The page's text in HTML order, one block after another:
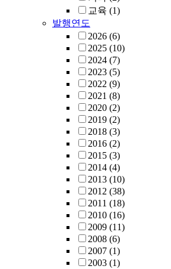
교육 (1)
발행연도
2026 (6)
2025 (10)
2024 (7)
2023 (5)
2022 (9)
2021 (8)
2020 (2)
2019 (2)
2018 (3)
2016 (2)
2015 (3)
2014 (4)
2013 (10)
2012 (38)
2011 (18)
2010 (16)
2009 (11)
2008 (6)
2007 (1)
2003 (1)